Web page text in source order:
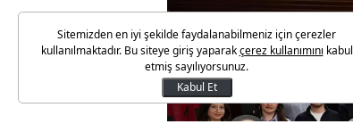
Sitemizden en iyi şekilde faydalanabilmeniz için çerezler
kullanılmaktadır. Bu siteye giriş yaparakçerez kullanımını kabul
etmiş sayılıyorsunuz.
Kabul Et